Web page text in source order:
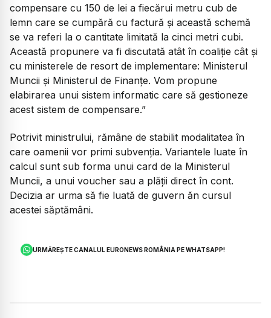
compensare cu 150 de lei a fiecărui metru cub de
lemn care se cumpără cu factură și această schemă
se va referi la o cantitate limitată la cinci metri cubi.
Această propunere va fi discutată atât în coaliție cât și
cu ministerele de resort de implementare: Ministerul
Muncii și Ministerul de Finanțe. Vom propune
elabirarea unui sistem informatic care să gestioneze
acest sistem de compensare.”
Potrivit ministrului, rămâne de stabilit modalitatea în
care oamenii vor primi subvenția. Variantele luate în
calcul sunt sub forma unui card de la Ministerul
Muncii, a unui voucher sau a plății direct în cont.
Decizia ar urma să fie luată de guvern ăn cursul
acestei săptămâni.
URMĂREȘTE CANALUL EURONEWS ROMÂNIA PE WHATSAPP!